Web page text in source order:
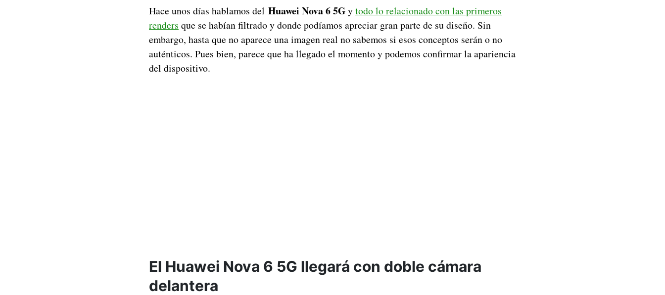
Hace unos días hablamos del Huawei Nova 6 5Gytodo lo relacionado con las primeros
renders que se habían filtrado y donde podíamos apreciar gran parte de su diseño. Sin
embargo, hasta que no aparece una imagen real no sabemos si esos conceptos serán o no
auténticos. Pues bien, parece que ha llegado el momento y podemos confirmar la apariencia
del dispositivo.
El Huawei Nova 6 5G llegará con doble cámara
delantera